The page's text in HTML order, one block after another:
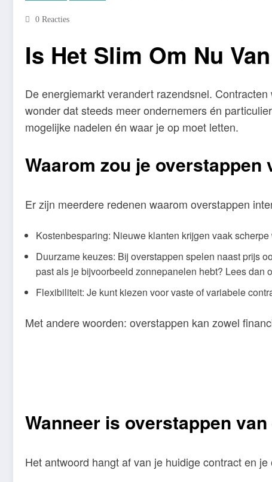
0 Reacties
Is Het Slim Om Nu
De energiemarkt verandert razendsnel.
wonder dat steeds meer ondernemers én
mogelijke nadelen én waar je op moet letten.
Waarom zou je
Er zijn meerdere redenen waarom overstappen
Kostenbesparing: Nieuwe klanten krijgen vaak
Duurzame keuzes: Bij overstappen spelen naast prijs
past als je bijvoorbeeld zonnepanelen hebt? Lees dan
Flexibiliteit: Je kunt kiezen voor vaste of variabele
Met andere woorden: overstappen kan zowel
Wanneer is overstappen
Het antwoord hangt af van je huidige contract en